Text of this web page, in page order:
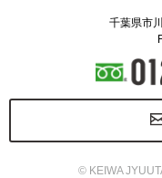
千葉県市
© KEIWA